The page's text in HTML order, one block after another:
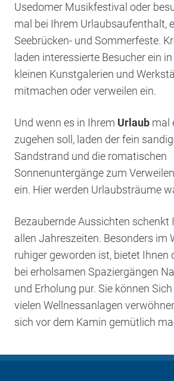
Usedomer Musikfestival oder
mal bei Ihrem Urlaubsaufenthalt,
Seebrücken- und Sommerfeste.
laden interessierte Besucher ein
kleinen Kunstgalerien und
mitmachen oder verweilen ein.
Und wenn es in Ihrem Urlaub mal
zugehen soll, laden der fein
Sandstrand und die romatischen
Sonnenuntergänge zum
ein. Hier werden Urlaubsträume
Bezaubernde Aussichten schenkt
allen Jahreszeiten. Besonders im
ruhiger geworden ist, bietet Ihnen
bei erholsamen Spaziergängen
und Erholung pur. Sie können
vielen Wellnessanlagen
sich vor dem Kamin gemütlich